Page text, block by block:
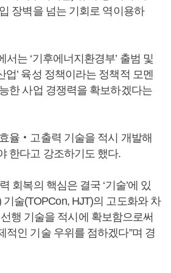
장벽을 넘는 기회로 역이용하
는 ‘기후에너지환경부’ 출범 및
업’ 육성 정책이라는 정책적 모멘
한 사업 경쟁력을 확보하겠다는
율‧고출력 기술을 적시 개발해
한다고 강조하기도 했다.
회복의 핵심은 결국 ‘기술’에 있
기술(TOPCon, HJT)의 고도화와 차
선행 기술을 적시에 확보함으로써
적인 기술 우위를 점하겠다”며 경